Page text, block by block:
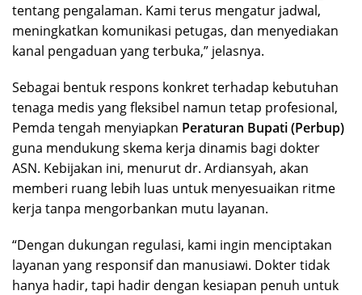
tentang pengalaman. Kami terus mengatur jadwal,
meningkatkan komunikasi petugas, dan menyediakan
kanal pengaduan yang terbuka,” jelasnya.
Sebagai bentuk respons konkret terhadap kebutuhan
tenaga medis yang fleksibel namun tetap profesional,
Pemda tengah menyiapkan Peraturan Bupati (Perbup)
guna mendukung skema kerja dinamis bagi dokter
ASN. Kebijakan ini, menurut dr. Ardiansyah, akan
memberi ruang lebih luas untuk menyesuaikan ritme
kerja tanpa mengorbankan mutu layanan.
“Dengan dukungan regulasi, kami ingin menciptakan
layanan yang responsif dan manusiawi. Dokter tidak
hanya hadir, tapi hadir dengan kesiapan penuh untuk